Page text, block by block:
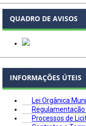
QUADRO DE AVISOS
INFORMAÇÕES ÚTEIS
Lei Orgânica
Processos de